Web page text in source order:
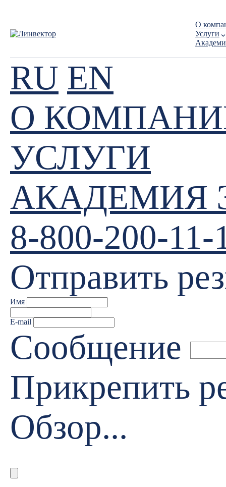
О
Услуги
RU EN
О
УСЛУГИ
АКАДЕМИЯ
8-800-200-11-
Отправить
Имя
E-mail
Сообщение
Прикрепить
Обзор...